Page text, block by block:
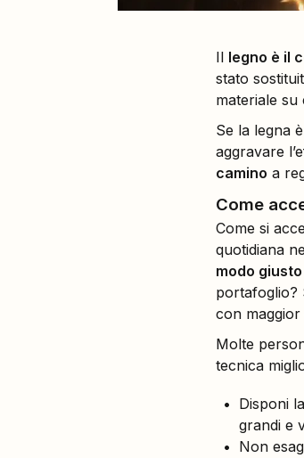
Il legno è il
stato
materiale
Se la legna
aggravare
camino a
Come
Come si
quotidiana
modo giusto
portafoglio?
con
Molte
tecnica
Disponi
grandi e
Non